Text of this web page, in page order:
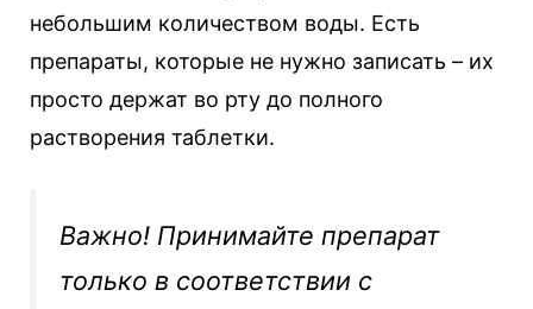
небольшим количеством воды. Есть
препараты, которые не нужно записать – их
просто держат во рту до полного
растворения таблетки.
Важно! Принимайте препарат
только в соответствии с